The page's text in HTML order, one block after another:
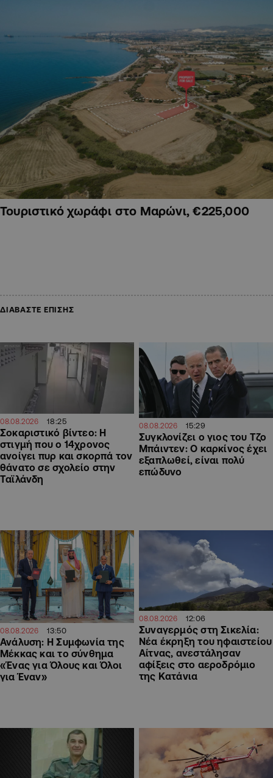
Τουριστικό χωράφι στο Μαρώνι, €225,000
ΔΙΑΒΑΣΤΕ ΕΠΙΣΗΣ
08.08.2026 18:25
Σοκαριστικό βίντεο: Η
στιγμή που ο 14χρονος
ανοίγει πυρ και σκορπά τον
θάνατο σε σχολείο στην
Ταϊλάνδη
08.08.2026 15:29
Συγκλονίζει ο γιος του Τζο
Μπάιντεν: Ο καρκίνος έχει
εξαπλωθεί, είναι πολύ
επώδυνο
08.08.2026 13:50
Ανάλυση: Η Συμφωνία της
Μέκκας και το σύνθημα
«Ένας για Όλους και Όλοι
για Έναν»
08.08.2026 12:06
Συναγερμός στη Σικελία:
Νέα έκρηξη του ηφαιστείου
Αίτνας, ανεστάλησαν
αφίξεις στο αεροδρόμιο
της Κατάνια